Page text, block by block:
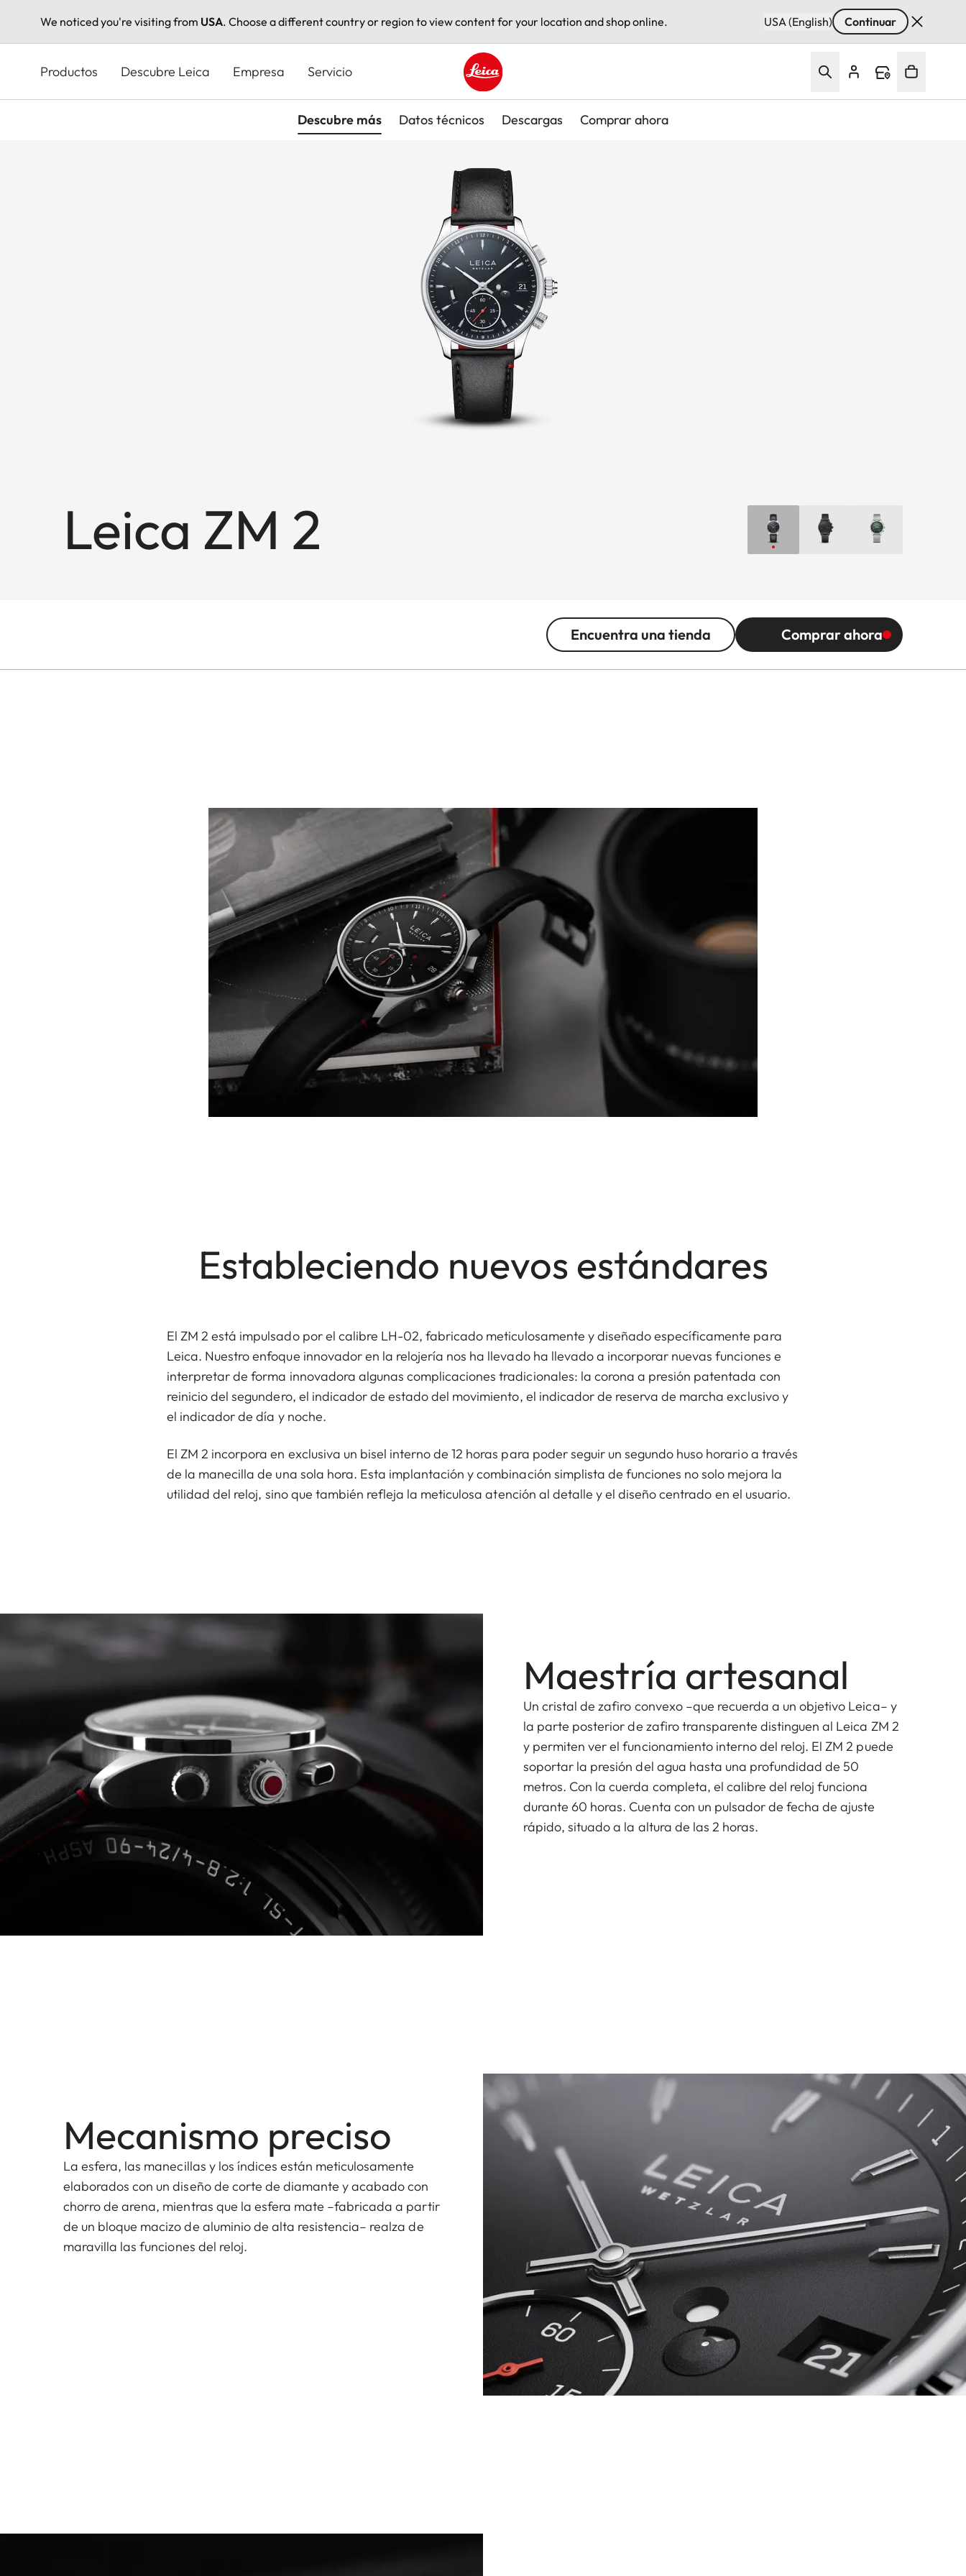
We noticed you're visiting from USA. Choose a different country or region to view content for your location and shop online. USA (English) Continuar
principal
Productos Descubre Leica Empresa Servicio
Leica logo - Home
Descubre más Datos técnicos Descargas Comprar ahora
Leica ZM 2
Encuentra una tienda Comprar ahora
Estableciendo nuevos estándares
El ZM 2 está impulsado por el calibre LH-02, fabricado meticulosamente y diseñado específicamente para
Leica. Nuestro enfoque innovador en la relojería nos ha llevado ha llevado a incorporar nuevas funciones e
interpretar de forma innovadora algunas complicaciones tradicionales: la corona a presión patentada con
reinicio del segundero, el indicador de estado del movimiento, el indicador de reserva de marcha exclusivo y
el indicador de día y noche.
El ZM 2 incorpora en exclusiva un bisel interno de 12 horas para poder seguir un segundo huso horario a través
de la manecilla de una sola hora. Esta implantación y combinación simplista de funciones no solo mejora la
utilidad del reloj, sino que también refleja la meticulosa atención al detalle y el diseño centrado en el usuario.
Maestría artesanal
Un cristal de zafiro convexo –que recuerda a un objetivo Leica– y
la parte posterior de zafiro transparente distinguen al Leica ZM 2
y permiten ver el funcionamiento interno del reloj. El ZM 2 puede
soportar la presión del agua hasta una profundidad de 50
metros. Con la cuerda completa, el calibre del reloj funciona
durante 60 horas. Cuenta con un pulsador de fecha de ajuste
rápido, situado a la altura de las 2 horas.
Mecanismo preciso
La esfera, las manecillas y los índices están meticulosamente
elaborados con un diseño de corte de diamante y acabado con
chorro de arena, mientras que la esfera mate –fabricada a partir
de un bloque macizo de aluminio de alta resistencia– realza de
maravilla las funciones del reloj.